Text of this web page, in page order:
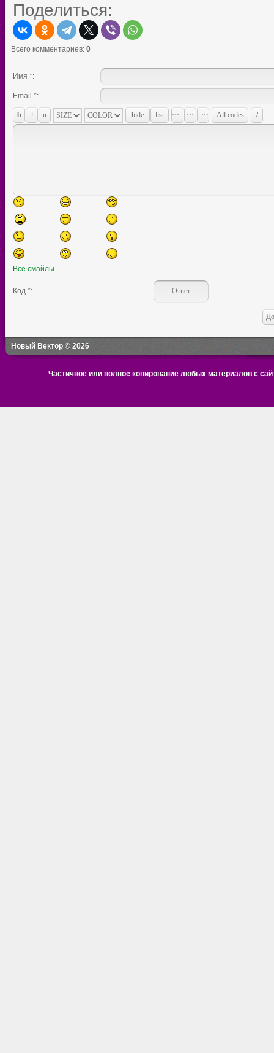
Поделиться:
Всего комментариев: 0
Имя *:
Email *:
Все смайлы
Код *:
Новый Вектор © 2026
Частичное или полное копирование любых материалов с